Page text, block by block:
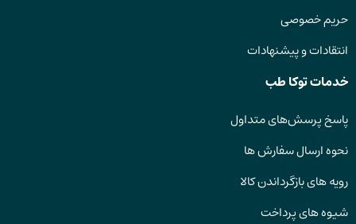
حریم خصوصی
انتقادات و پیشنهادات
خدمات توکا طب
پاسخ پرسش‌های متداول
نحوه ارسال سفارش ها
رویه های بازگرداندن کالا
شیوه های پرداخت